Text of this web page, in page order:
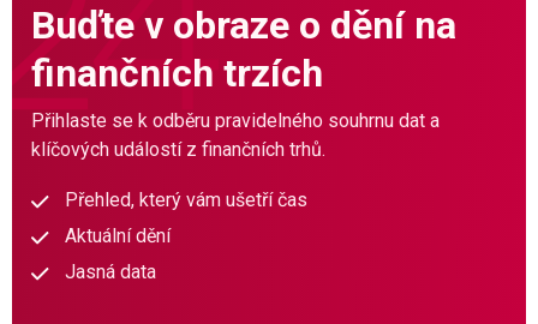
Buďte v obraze o dění na
finančních trzích
Přihlaste se k odběru pravidelného souhrnu dat a
klíčových událostí z finančních trhů.
Přehled, který vám ušetří čas
Aktuální dění
Jasná data